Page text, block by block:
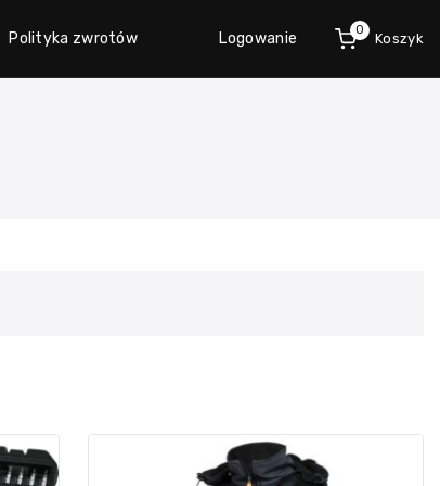
Polityka zwrotów Logowanie 0
Koszyk